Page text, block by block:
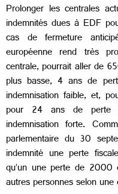
Prolonger les centrales
indemnités dues à EDF
cas de fermeture
européenne rend très
centrale, pourrait aller de
plus basse, 4 ans de
indemnisation faible, et,
pour 24 ans de perte
indemnisation forte.
parlementaire du 30
indemnité une perte
qu’un une perte de
autres personnes selon